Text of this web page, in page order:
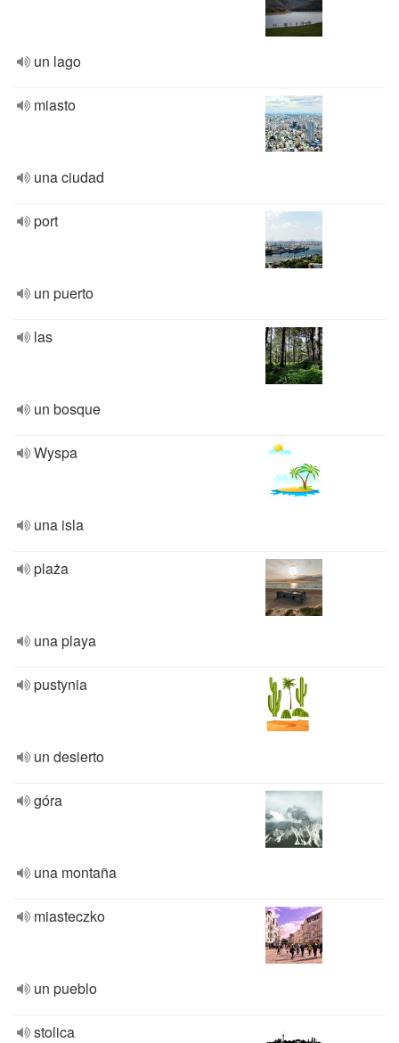
un lago
miasto
una ciudad
port
un puerto
las
un bosque
Wyspa
una isla
plaża
una playa
pustynia
un desierto
góra
una montaña
miasteczko
un pueblo
stolica